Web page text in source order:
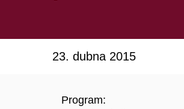
23. dubna 2015
Program: